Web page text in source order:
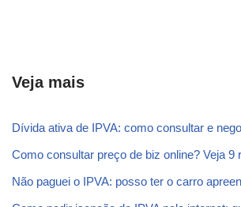
Veja mais
Dívida ativa de IPVA: como consultar e
Como consultar preço de biz online? Veja 9
Não paguei o IPVA: posso ter o carro